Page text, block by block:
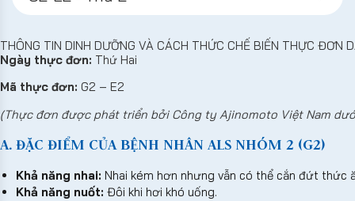
THÔNG TIN DINH DƯỠNG VÀ CÁCH THỨC CHẾ BIẾN THỰC
Ngày thực đơn: Thứ Hai
Mã thực đơn: G2 – E2
(Thực đơn được phát triển bởi Công ty Ajinomoto Việt Nam
A. ĐẶC ĐIỂM CỦA BỆNH NHÂN ALS NHÓM 2 (G2)
Khả năng nhai: Nhai kém hơn nhưng vẫn có thể cắn đứt thức
Khả năng nuốt: Đôi khi hơi khó uống.